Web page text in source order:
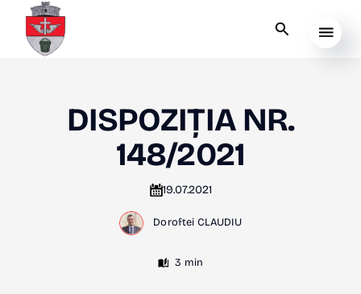
DISPOZIȚIA NR.
148/2021
19.07.2021
Doroftei CLAUDIU
3 min